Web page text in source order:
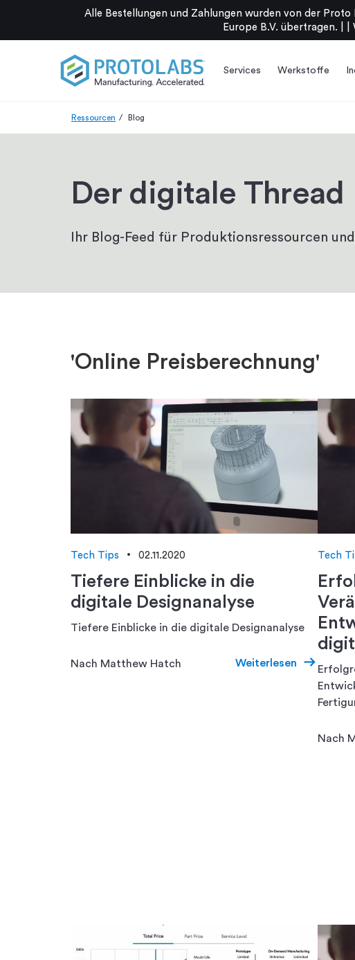
Alle Bestellungen und Zahlungen wurden von der
Europe B.V. übertragen. |
Services Werkstoffe
Ressourcen Blog
Der digitale Thread
Ihr Blog-Feed für Produktionsressourcen
'Online Preisberechnung'
Tech Tips 02.11.2020
Tiefere Einblicke in die
digitale Designanalyse
Tiefere Einblicke in die digitale Designanalyse
Nach Matthew Hatch Weiterlesen
Tech
Nach